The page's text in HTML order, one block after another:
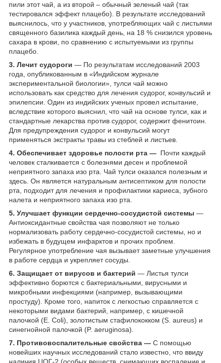
пили этот чай, а из второй – обычный зеленый чай (так
тестировался эффект плацебо). В результате исследований
выяснилось, что у участников, употребляющих чай с листьями
священного базилика каждый день, на 18 % снизился уровень
сахара в крови, по сравнению с испытуемыми из группы
плацебо.
3. Лечит судороги ― По результатам исследований 2003
года, опубликованным в «Индийском журнале
экспериментальной биологии», тулси чай можно
использовать как средство для лечения судорог, конвульсий и
эпилепсии. Один из индийских ученых провел испытание,
вследствие которого выяснил, что чай на основе тулси, как и
стандартные лекарства против судорог, содержит фенитоин.
Для предупреждения судорог и конвульсий могут
применяться экстракты травы из стеблей и листьев.
4. Обеспечивает здоровье полости рта ― Почти каждый
человек сталкивается с болезнями десен и проблемой
неприятного запаха изо рта. Чай тулси оказался полезным и
здесь. Он является натуральным антисептиком для полости
рта, подходит для лечения и профилактики кариеса, зубного
налета и неприятного запаха изо рта.
5. Улучшает функции сердечно-сосудистой системы ―
Антиоксидантные свойства чая позволяют не только
нормализовать работу сердечно-сосудистой системы, но и
избежать в будущем инфарктов и прочих проблем.
Регулярное употребление чая вызывает заметные улучшения
в работе сердца и укрепляет сосуды.
6. Защищает от вирусов и бактерий ― Листья тулси
эффективно борются с бактериальными, вирусными и
микробными инфекциями (например, вызывающими
простуду). Кроме того, напиток с легкостью справляется с
некоторыми видами бактерий, например, с кишечной
палочкой (E. Coli), золотистым стафилококком (S. aureus) и
синегнойной палочкой (P. aeruginosa).
7. Противовоспалительные свойства ― С помощью
новейших научных исследований стало известно, что ввиду